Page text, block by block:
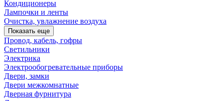
Кондиционеры
Лампочки и ленты
Очистка, увлажнение воздуха
Показать еще
Провод, кабель, гофры
Светильники
Электрика
Электрообогревательные приборы
Двери, замки
Двери межкомнатные
Дверная фурнитура